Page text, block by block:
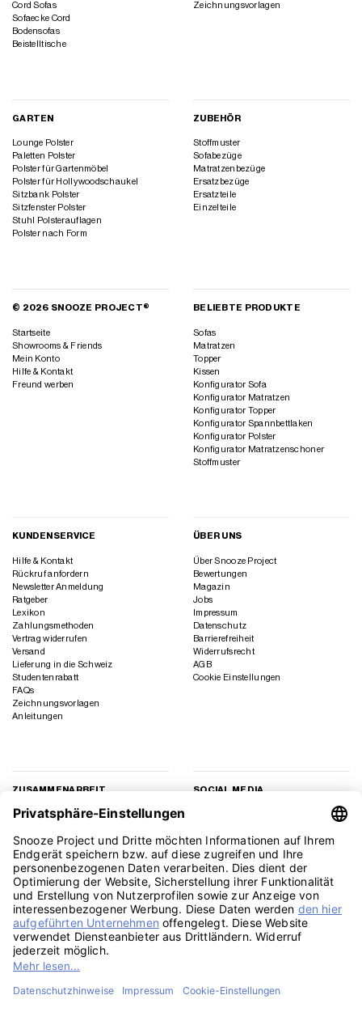
Cord Sofas
Sofaecke Cord
Bodensofas
Beistelltische
Zeichnungsvorlagen
GARTEN
Lounge Polster
Paletten Polster
Polster für Gartenmöbel
Polster für Hollywoodschaukel
Sitzbank Polster
Sitzfenster Polster
Stuhl Polsterauflagen
Polster nach Form
ZUBEHÖR
Stoffmuster
Sofabezüge
Matratzenbezüge
Ersatzbezüge
Ersatzteile
Einzelteile
© 2026 SNOOZE PROJECT®
Startseite
Showrooms & Friends
Mein Konto
Hilfe & Kontakt
Freund werben
BELIEBTE PRODUKTE
Sofas
Matratzen
Topper
Kissen
Konfigurator Sofa
Konfigurator Matratzen
Konfigurator Topper
Konfigurator Spannbettlaken
Konfigurator Polster
Konfigurator Matratzenschoner
Stoffmuster
KUNDENSERVICE
Hilfe & Kontakt
Rückruf anfordern
Newsletter Anmeldung
Ratgeber
Lexikon
Zahlungsmethoden
Vertrag widerrufen
Versand
Lieferung in die Schweiz
Studentenrabatt
FAQs
Zeichnungsvorlagen
Anleitungen
ÜBER UNS
Über Snooze Project
Bewertungen
Magazin
Jobs
Impressum
Datenschutz
Barrierefreiheit
Widerrufsrecht
AGB
Cookie Einstellungen
ZUSAMMENARBEIT
Geschäftskunden
Presse
Affiliate Marketing
SOCIAL MEDIA
TikTok
YouTube
Pinterest
LinkedIn
PayPal Visa MasterCardKlarna Sepa